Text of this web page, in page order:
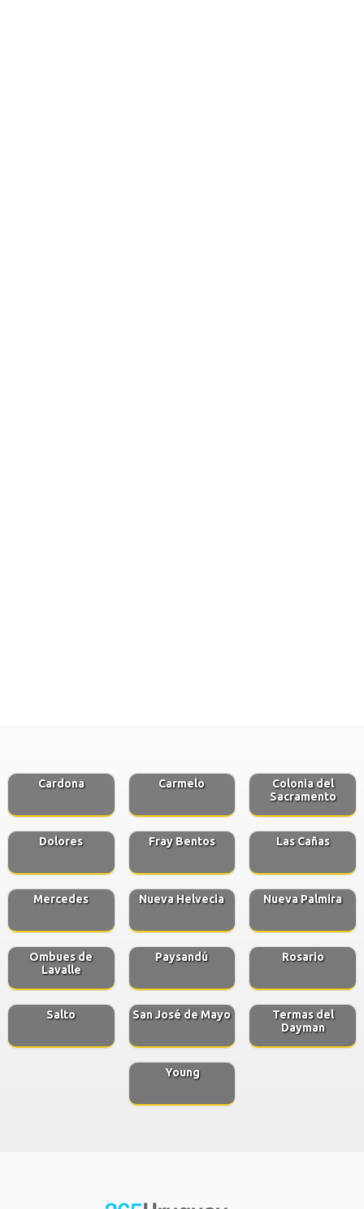
Cardona Carmelo
Colonia del
Sacramento
Dolores Fray Bentos Las Cañas
Mercedes Nueva Helvecia Nueva Palmira
Ombues de
Lavalle
Paysandú Rosario
Salto San José de Mayo
Termas del
Dayman
Young